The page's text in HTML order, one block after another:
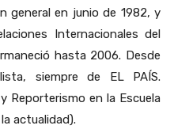
general en junio de 1982, y
Internacionales del
hasta 2006. Desde
siempre de EL PAÍS.
Reporterismo en la Escuela
actualidad).